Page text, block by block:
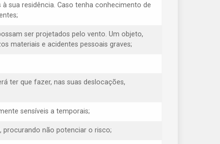
sua residência. Caso tenha conhecimento de
ser projetados pelo vento. Um objeto,
materiais e acidentes pessoais graves;
ter que fazer, nas suas deslocações,
sensíveis a temporais;
procurando não potenciar o risco;